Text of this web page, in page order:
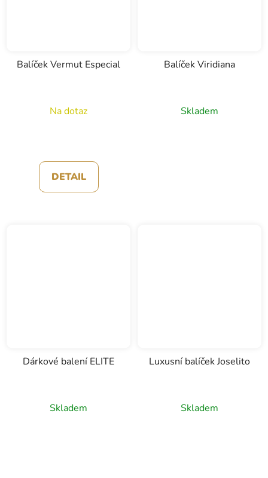
Balíček Vermut Especial
Na dotaz
DETAIL
Balíček Viridiana
Skladem
Dárkové balení ELITE
Skladem
Luxusní balíček Joselito
Skladem